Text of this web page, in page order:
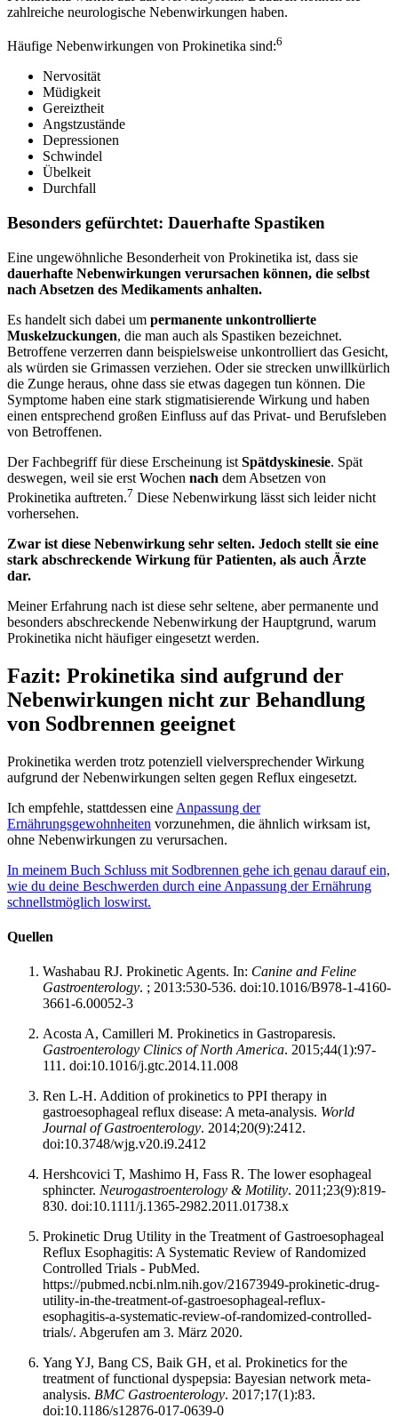
zahlreiche neurologische Nebenwirkungen haben.
Häufige Nebenwirkungen von Prokinetika sind:6
Nervosität
Müdigkeit
Gereiztheit
Angstzustände
Depressionen
Schwindel
Übelkeit
Durchfall
Besonders gefürchtet: Dauerhafte Spastiken
Eine ungewöhnliche Besonderheit von Prokinetika ist, dass sie
dauerhafte Nebenwirkungen verursachen können, die selbst
nach Absetzen des Medikaments anhalten.
Es handelt sich dabei um permanente unkontrollierte
Muskelzuckungen, die man auch als Spastiken bezeichnet.
Betroffene verzerren dann beispielsweise unkontrolliert das Gesicht,
als würden sie Grimassen verziehen. Oder sie strecken unwillkürlich
die Zunge heraus, ohne dass sie etwas dagegen tun können. Die
Symptome haben eine stark stigmatisierende Wirkung und haben
einen entsprechend großen Einfluss auf das Privat- und Berufsleben
von Betroffenen.
Der Fachbegriff für diese Erscheinung ist Spätdyskinesie. Spät
deswegen, weil sie erst Wochen nach dem Absetzen von
Prokinetika auftreten.7 Diese Nebenwirkung lässt sich leider nicht
vorhersehen.
Zwar ist diese Nebenwirkung sehr selten. Jedoch stellt sie eine
stark abschreckende Wirkung für Patienten, als auch Ärzte
dar.
Meiner Erfahrung nach ist diese sehr seltene, aber permanente und
besonders abschreckende Nebenwirkung der Hauptgrund, warum
Prokinetika nicht häufiger eingesetzt werden.
Fazit: Prokinetika sind aufgrund der
Nebenwirkungen nicht zur Behandlung
von Sodbrennen geeignet
Prokinetika werden trotz potenziell vielversprechender Wirkung
aufgrund der Nebenwirkungen selten gegen Reflux eingesetzt.
Ich empfehle, stattdessen eine Anpassung der
Ernährungsgewohnheiten vorzunehmen, die ähnlich wirksam ist,
ohne Nebenwirkungen zu verursachen.
In meinem Buch Schluss mit Sodbrennen gehe ich genau darauf ein,
wie du deine Beschwerden durch eine Anpassung der Ernährung
schnellstmöglich loswirst.
Quellen
Washabau RJ. Prokinetic Agents. In: Canine and Feline
Gastroenterology. ; 2013:530-536. doi:10.1016/B978-1-4160-
3661-6.00052-3
Acosta A, Camilleri M. Prokinetics in Gastroparesis.
Gastroenterology Clinics of North America. 2015;44(1):97-
111. doi:10.1016/j.gtc.2014.11.008
Ren L-H. Addition of prokinetics to PPI therapy in
gastroesophageal reflux disease: A meta-analysis. World
Journal of Gastroenterology. 2014;20(9):2412.
doi:10.3748/wjg.v20.i9.2412
Hershcovici T, Mashimo H, Fass R. The lower esophageal
sphincter. Neurogastroenterology & Motility. 2011;23(9):819-
830. doi:10.1111/j.1365-2982.2011.01738.x
Prokinetic Drug Utility in the Treatment of Gastroesophageal
Reflux Esophagitis: A Systematic Review of Randomized
Controlled Trials - PubMed.
https://pubmed.ncbi.nlm.nih.gov/21673949-prokinetic-drug-
utility-in-the-treatment-of-gastroesophageal-reflux-
esophagitis-a-systematic-review-of-randomized-controlled-
trials/. Abgerufen am 3. März 2020.
Yang YJ, Bang CS, Baik GH, et al. Prokinetics for the
treatment of functional dyspepsia: Bayesian network meta-
analysis. BMC Gastroenterology. 2017;17(1):83.
doi:10.1186/s12876-017-0639-0